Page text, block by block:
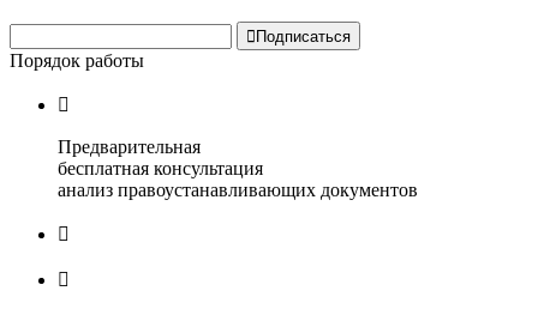
 Подписаться
Порядок работы

Предварительная
бесплатная консультация
анализ правоустанавливающих документов

